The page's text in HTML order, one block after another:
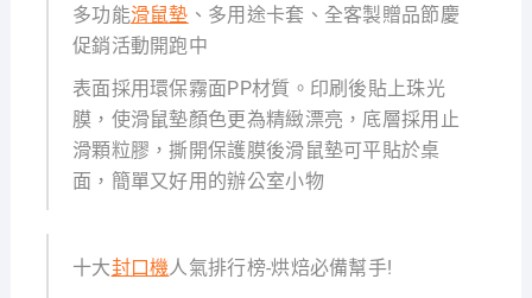
多功能滑鼠墊 、多用途卡套、全客製贈品節慶
促銷活動開跑中
表面採用環保霧面PP材質。印刷後貼上珠光
膜，使滑鼠墊顏色更為精緻漂亮，底層採用止
滑顆粒膠，撕開保護膜後滑鼠墊可平貼於桌
面，簡單又好用的辦公室小物
十大封口機人氣排行榜-烘焙必備幫手!